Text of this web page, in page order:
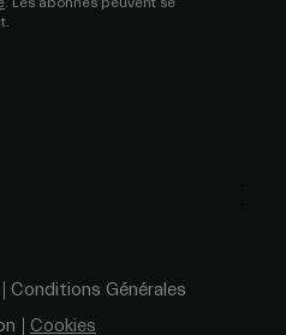
Conditions Générales
Cookies